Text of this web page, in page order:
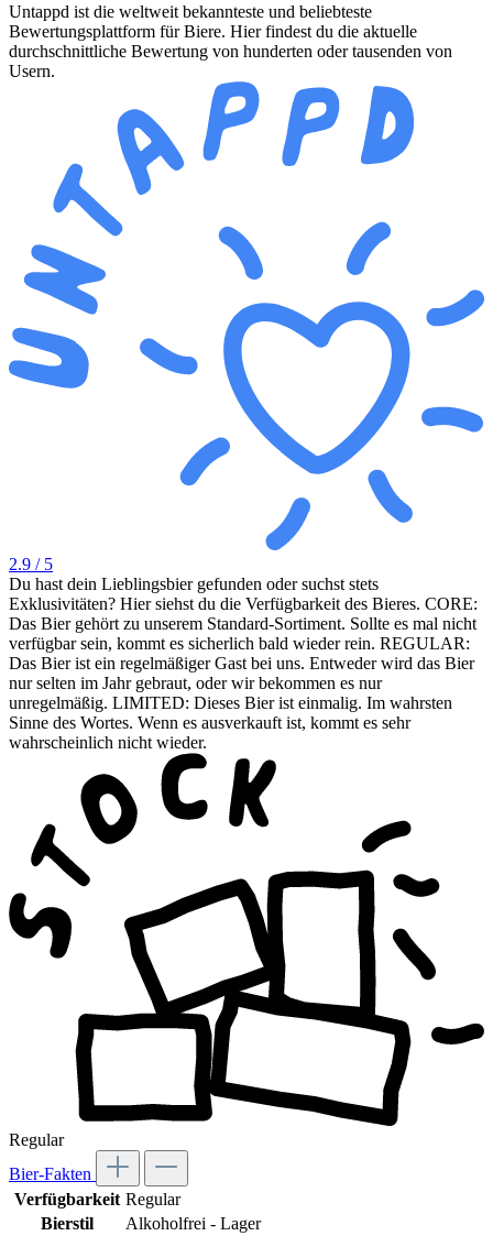
Untappd ist die weltweit bekannteste und beliebteste
Bewertungsplattform für Biere. Hier findest du die aktuelle
durchschnittliche Bewertung von hunderten oder tausenden von
Usern.
2.9 / 5
Du hast dein Lieblingsbier gefunden oder suchst stets
Exklusivitäten? Hier siehst du die Verfügbarkeit des Bieres. CORE:
Das Bier gehört zu unserem Standard-Sortiment. Sollte es mal nicht
verfügbar sein, kommt es sicherlich bald wieder rein. REGULAR:
Das Bier ist ein regelmäßiger Gast bei uns. Entweder wird das Bier
nur selten im Jahr gebraut, oder wir bekommen es nur
unregelmäßig. LIMITED: Dieses Bier ist einmalig. Im wahrsten
Sinne des Wortes. Wenn es ausverkauft ist, kommt es sehr
wahrscheinlich nicht wieder.
Regular
Bier-Fakten
Verfügbarkeit Regular
Bierstil
Alkoholfrei - Lager